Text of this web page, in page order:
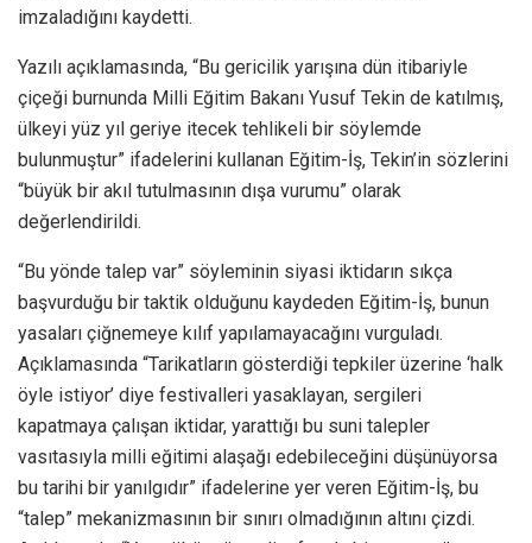
imzaladığını kaydetti.
Yazılı açıklamasında, “Bu gericilik yarışına dün itibariyle
çiçeği burnunda Milli Eğitim Bakanı Yusuf Tekin de katılmış,
ülkeyi yüz yıl geriye itecek tehlikeli bir söylemde
bulunmuştur” ifadelerini kullanan Eğitim-İş, Tekin’in sözlerini
“büyük bir akıl tutulmasının dışa vurumu” olarak
değerlendirildi.
“Bu yönde talep var” söyleminin siyasi iktidarın sıkça
başvurduğu bir taktik olduğunu kaydeden Eğitim-İş, bunun
yasaları çiğnemeye kılıf yapılamayacağını vurguladı.
Açıklamasında “Tarikatların gösterdiği tepkiler üzerine ‘halk
öyle istiyor’ diye festivalleri yasaklayan, sergileri
kapatmaya çalışan iktidar, yarattığı bu suni talepler
vasıtasıyla milli eğitimi alaşağı edebileceğini düşünüyorsa
bu tarihi bir yanılgıdır” ifadelerine yer veren Eğitim-İş, bu
“talep” mekanizmasının bir sınırı olmadığının altını çizdi.